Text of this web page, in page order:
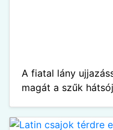
A fiatal lány
magát a szűk